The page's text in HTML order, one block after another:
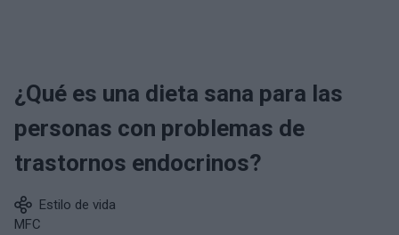
¿Qué es una dieta sana para las
personas con problemas de
trastornos endocrinos?
Estilo de vida
MFC